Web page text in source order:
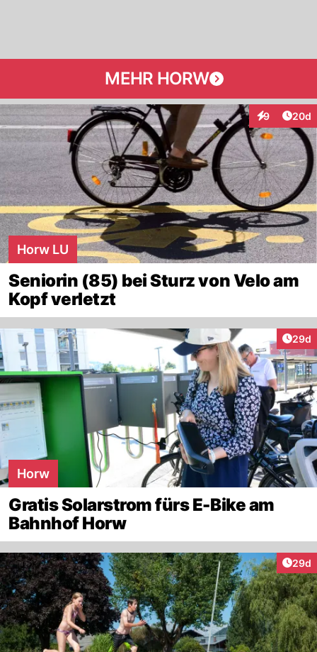
MEHR HORW
9
Interaktionen
20d
Horw LU
Seniorin (85) bei Sturz von Velo am
Kopf verletzt
29d
Horw
Gratis Solarstrom fürs E-Bike am
Bahnhof Horw
29d